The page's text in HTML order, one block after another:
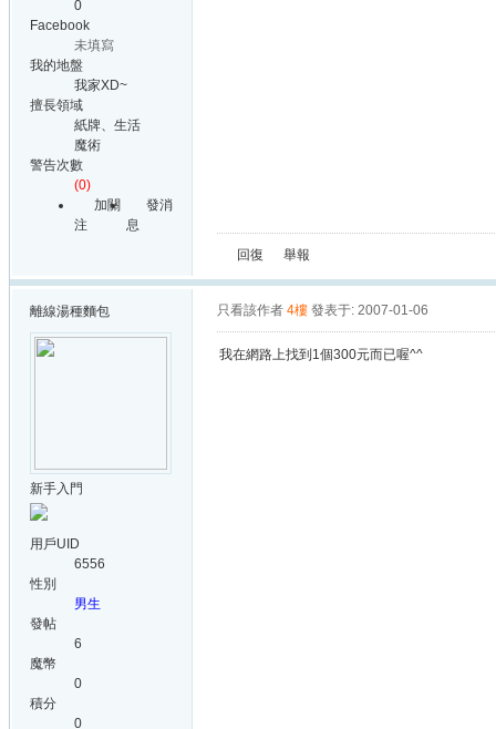
0
Facebook
未填寫
我的地盤
我家XD~
擅長領域
紙牌、生活
魔術
警告次數
(0)
加關
注
發消
息
回復 舉報
離線湯種麵包
新手入門
用戶UID
6556
性別
男生
發帖
6
魔幣
0
積分
0
只看該作者 4樓 發表于: 2007-01-06
我在網路上找到1個300元而已喔^^